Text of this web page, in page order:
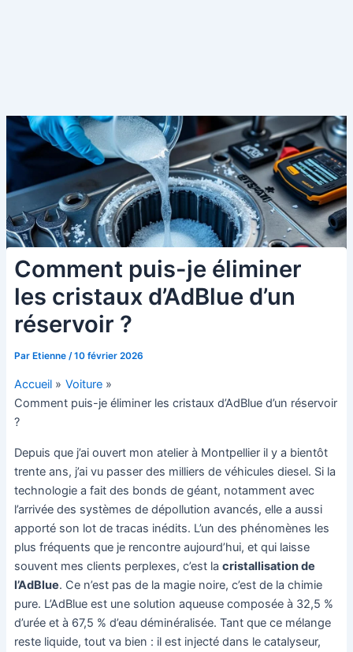
Comment puis-je éliminer
les cristaux d’AdBlue d’un
réservoir ?
Par Etienne /10 février 2026
Accueil
Voiture
Comment puis-je éliminer les cristaux d’AdBlue d’un réservoir
?
Depuis que j’ai ouvert mon atelier à Montpellier il y a bientôt
trente ans, j’ai vu passer des milliers de véhicules diesel. Si la
technologie a fait des bonds de géant, notamment avec
l’arrivée des systèmes de dépollution avancés, elle a aussi
apporté son lot de tracas inédits. L’un des phénomènes les
plus fréquents que je rencontre aujourd’hui, et qui laisse
souvent mes clients perplexes, c’est la cristallisation de
l’AdBlue. Ce n’est pas de la magie noire, c’est de la chimie
pure. L’AdBlue est une solution aqueuse composée à 32,5 %
d’urée et à 67,5 % d’eau déminéralisée. Tant que ce mélange
reste liquide, tout va bien : il est injecté dans le catalyseur,